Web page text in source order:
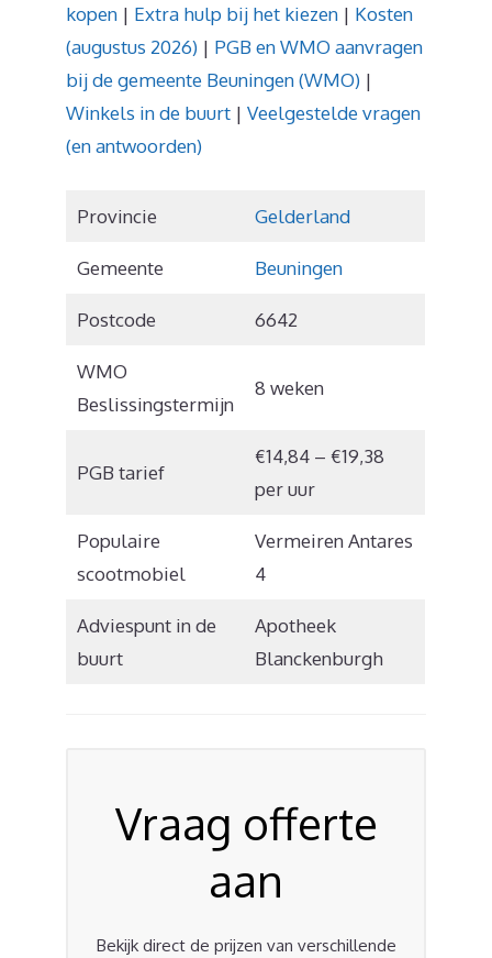
kopen | Extra hulp bij het kiezen | Kosten
(augustus 2026) | PGB en WMO aanvragen
bij de gemeente Beuningen (WMO) |
Winkels in de buurt | Veelgestelde vragen
(en antwoorden)
Provincie Gelderland
Gemeente Beuningen
Postcode 6642
WMO
Beslissingstermijn
8 weken
PGB tarief
€14,84 – €19,38
per uur
Populaire
scootmobiel
Vermeiren Antares
4
Adviespunt in de
buurt
Apotheek
Blanckenburgh
Vraag offerte
aan
Bekijk direct de prijzen van verschillende